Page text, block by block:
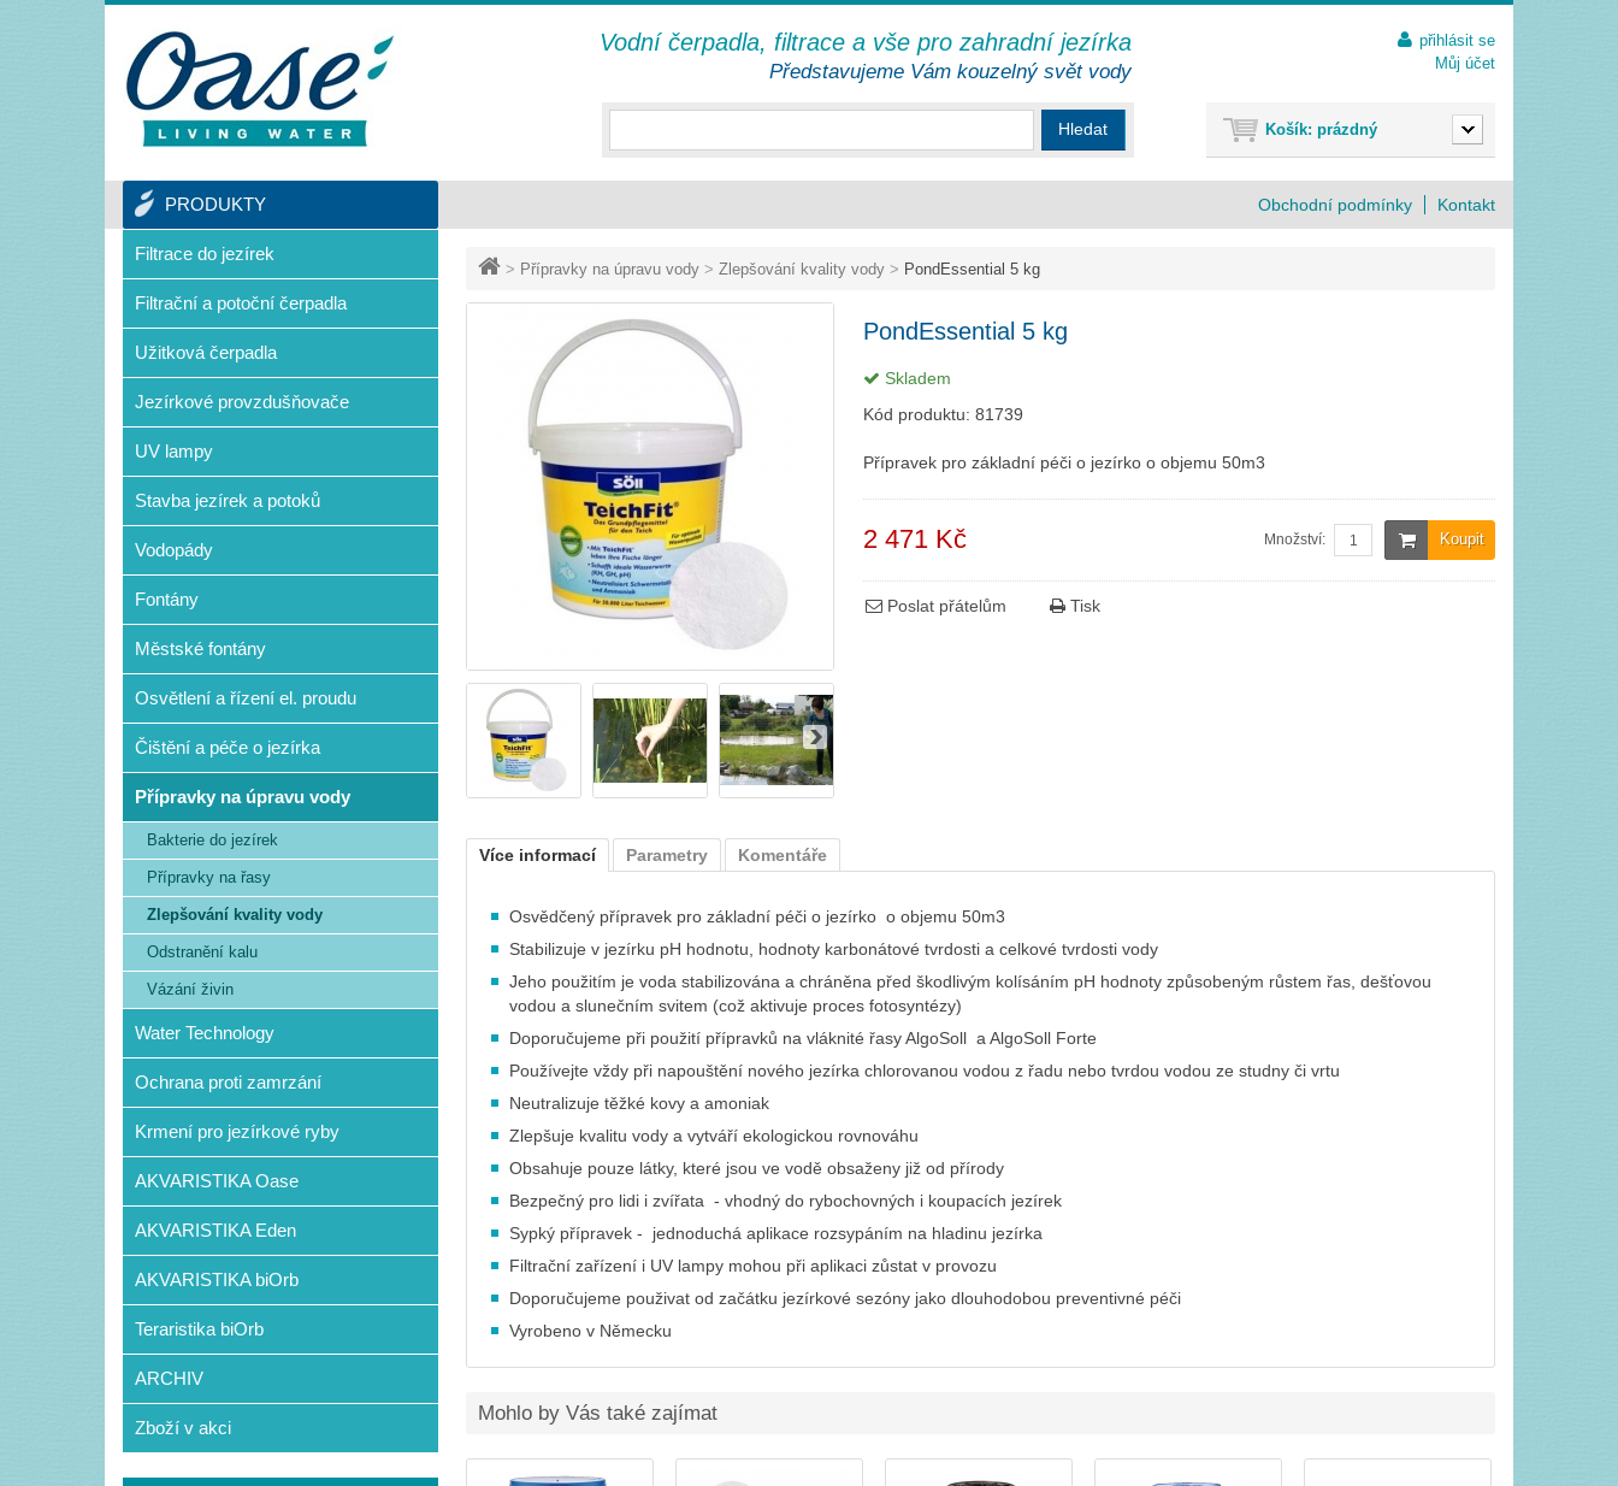
> Přípravky na úpravu vody > Zlepšování kvality vody > PondEssential 5 kg
PondEssential 5 kg
Skladem
Kód produktu: 81739
Přípravek pro základní péči o jezírko o objemu 50m3
2 471 Kč Koupit
Množství:
Poslat přátelům Tisk
Více informací Parametry Komentáře
Osvědčený přípravek pro základní péči o jezírko o objemu 50m3
Stabilizuje v jezírku pH hodnotu, hodnoty karbonátové tvrdosti a celkové tvrdosti vody
Jeho použitím je voda stabilizována a chráněna před škodlivým kolísáním pH hodnoty způsobeným růstem řas, dešťovou
vodou a slunečním svitem (což aktivuje proces fotosyntézy)
Doporučujeme při použití přípravků na vláknité řasy AlgoSoll a AlgoSoll Forte
Používejte vždy při napouštění nového jezírka chlorovanou vodou z řadu nebo tvrdou vodou ze studny či vrtu
Neutralizuje těžké kovy a amoniak
Zlepšuje kvalitu vody a vytváří ekologickou rovnováhu
Obsahuje pouze látky, které jsou ve vodě obsaženy již od přírody
Bezpečný pro lidi i zvířata - vhodný do rybochovných i koupacích jezírek
Sypký přípravek - jednoduchá aplikace rozsypáním na hladinu jezírka
Filtrační zařízení i UV lampy mohou při aplikaci zůstat v provozu
Doporučujeme použivat od začátku jezírkové sezóny jako dlouhodobou preventivné péči
Vyrobeno v Německu
Mohlo by Vás také zajímat
PRODUKTY
Filtrace do jezírek
Filtrační a potoční čerpadla
Užitková čerpadla
Jezírkové provzdušňovače
UV lampy
Stavba jezírek a potoků
Vodopády
Fontány
Městské fontány
Osvětlení a řízení el. proudu
Čištění a péče o jezírka
Přípravky na úpravu vody
Bakterie do jezírek
Přípravky na řasy
Zlepšování kvality vody
Odstranění kalu
Vázání živin
Water Technology
Ochrana proti zamrzání
Krmení pro jezírkové ryby
AKVARISTIKA Oase
AKVARISTIKA Eden
AKVARISTIKA biOrb
Teraristika biOrb
ARCHIV
Zboží v akci
Obchodní podmínky Kontakt
Hledat
přihlásit se
Můj účet
Košík: prázdný
Vodní čerpadla, filtrace a vše pro zahradní jezírka
Představujeme Vám kouzelný svět vody